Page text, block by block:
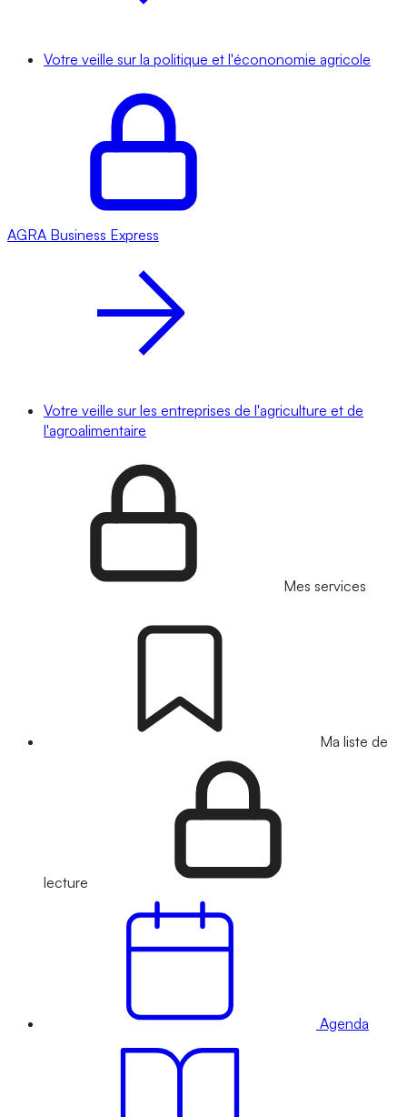
Votre veille sur la politique et l'écononomie agricole
AGRA Business Express
Votre veille sur les entreprises de l'agriculture et de
l'agroalimentaire
Mes services
Ma liste de
lecture
Agenda